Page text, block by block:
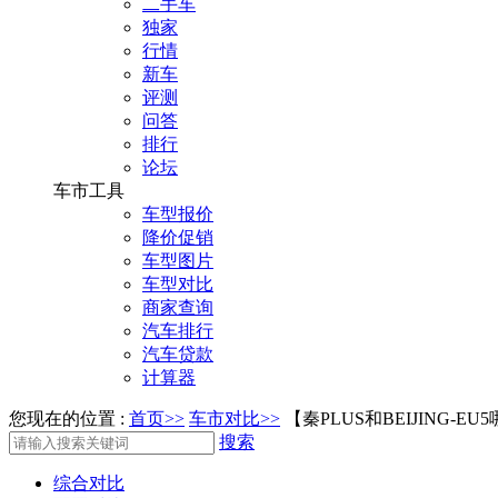
二手车
独家
行情
新车
评测
问答
排行
论坛
车市工具
车型报价
降价促销
车型图片
车型对比
商家查询
汽车排行
汽车贷款
计算器
您现在的位置 : 首页>> 车市对比>>
【秦PLUS和BEIJING-EU5
搜索
综合对比